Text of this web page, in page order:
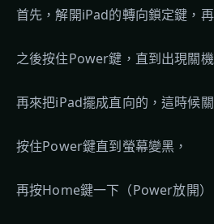
首先，解開iPad的轉向鎖定鍵，
之後按住Power鍵，直到出現關機
再來把iPad擺成直向的，這時候
按住Power鍵直到螢幕變黑，
再按Home鍵一下（Power放開）